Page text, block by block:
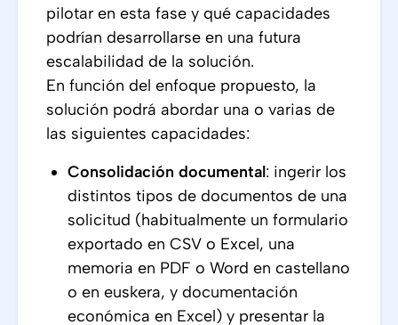
pilotar en esta fase y qué capacidades
podrían desarrollarse en una futura
escalabilidad de la solución.
En función del enfoque propuesto, la
solución podrá abordar una o varias de
las siguientes capacidades:
Consolidación documental: ingerir los
distintos tipos de documentos de una
solicitud (habitualmente un formulario
exportado en CSV o Excel, una
memoria en PDF o Word en castellano
o en euskera, y documentación
económica en Excel) y presentar la